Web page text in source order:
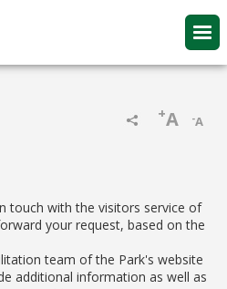
-A
+A
touch with the visitors service of
your request, based on the
team of the Park's website
additional information as well as